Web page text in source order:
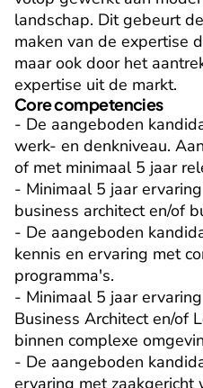
landschap. Dit gebeurt
maken van de expertise
maar ook door het
expertise uit de markt.
Core competencies
- De aangeboden
werk- en denkniveau.
of met minimaal 5 jaar
- Minimaal 5 jaar
business architect en/of
- De aangeboden
kennis en ervaring met
programma's.
- Minimaal 5 jaar
Business Architect en/of
binnen complexe
- De aangeboden
ervaring met zaakgericht